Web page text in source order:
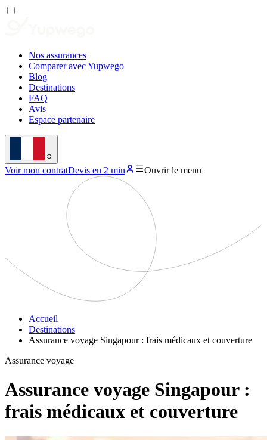
Nos assurances
Comparer avec Yupwego
Blog
Destinations
FAQ
Avis
Espace partenaire
Voir mon contratDevis en 2 min Ouvrir le menu
Accueil
Destinations
Assurance voyage Singapour : frais médicaux et couverture
Assurance voyage
Assurance voyage Singapour :
frais médicaux et couverture